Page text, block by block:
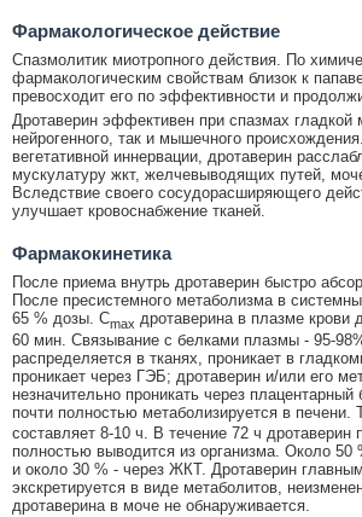
Фармакологическое действие
Спазмолитик миотропного действия. По
фармакологическим свойствам близок к
превосходит его по эффективности и
Дротаверин эффективен при спазмах гладкой
нейрогенного, так и мышечного
вегетативной иннервации, дротаверин
мускулатуру жкт, желчевыводящих путей,
Вследствие своего сосудорасширяющего
улучшает кровоснабжение тканей.
Фармакокинетика
После приема внутрь дротаверин быстро
После пресистемного метаболизма в
65 % дозы. Cmax дротаверина в плазме крови
60 мин. Связывание с белками плазмы - 95-
распределяется в тканях, проникает в
проникает через ГЭБ; дротаверин и/или его
незначительно проникать через
почти полностью метаболизируется в печени.
составляет 8-10 ч. В течение 72 ч дротаверин
полностью выводится из организма. Около 50
и около 30 % - через ЖКТ. Дротаверин
экскретируется в виде метаболитов,
дротаверина в моче не обнаруживается.